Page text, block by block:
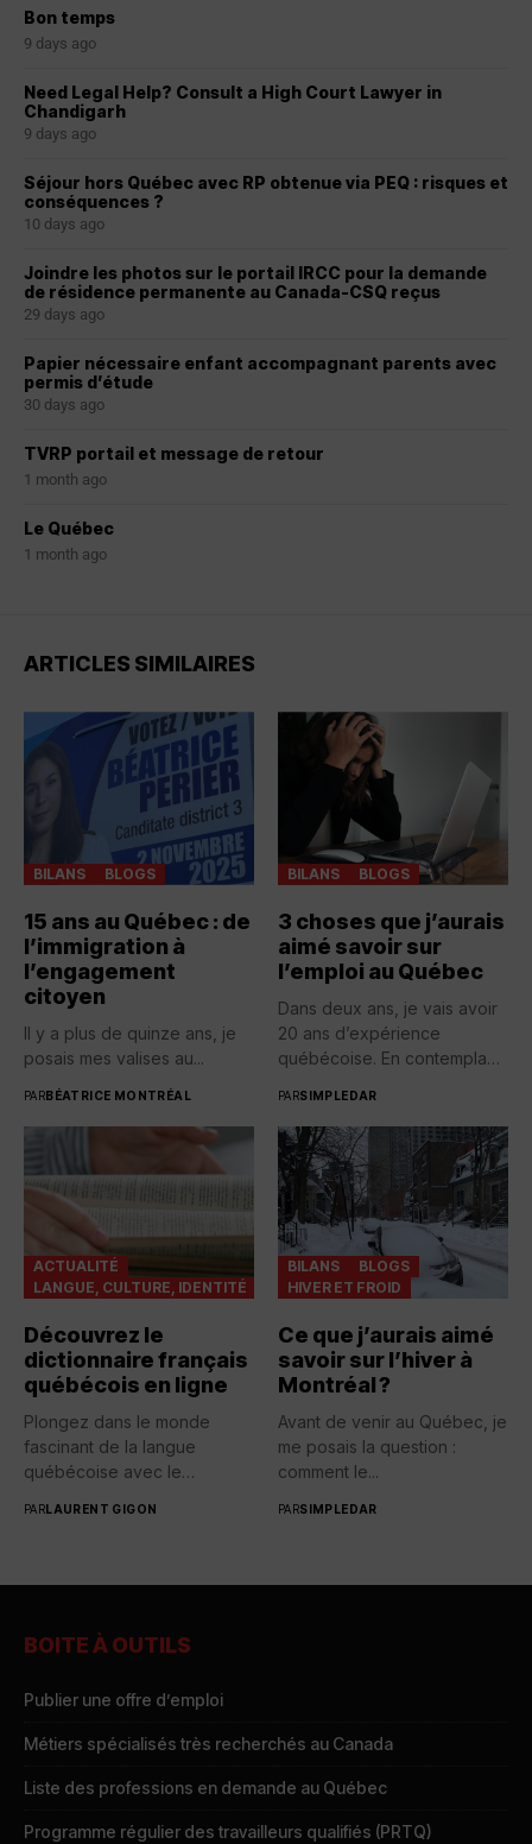
Bon temps
9 days ago
Need Legal Help? Consult a High Court Lawyer in
Chandigarh
9 days ago
Séjour hors Québec avec RP obtenue via PEQ : risques et
conséquences ?
10 days ago
Joindre les photos sur le portail IRCC pour la demande
de résidence permanente au Canada-CSQ reçus
29 days ago
Papier nécessaire enfant accompagnant parents avec
permis d’étude
30 days ago
TVRP portail et message de retour
1 month ago
Le Québec
1 month ago
ARTICLES SIMILAIRES
BILANS BLOGS
15 ans au Québec : de
l’immigration à
l’engagement
citoyen
Il y a plus de quinze ans, je
posais mes valises au...
PARBÉATRICE MONTRÉAL
BILANS BLOGS
3 choses que j’aurais
aimé savoir sur
l’emploi au Québec
Dans deux ans, je vais avoir
20 ans d’expérience
québécoise. En contemplant
PARSIMPLEDAR
ACTUALITÉ
LANGUE, CULTURE, IDENTITÉ
Découvrez le
dictionnaire français
québécois en ligne
Plongez dans le monde
fascinant de la langue
québécoise avec le
PARLAURENT GIGON
BILANS
BLOGS
HIVER ET FROID
Ce que j’aurais aimé
savoir sur l’hiver à
Montréal ?
Avant de venir au Québec, je
me posais la question :
comment le...
PARSIMPLEDAR
BOITE À OUTILS
Publier une offre d’emploi
Métiers spécialisés très recherchés au Canada
Liste des professions en demande au Québec
Programme régulier des travailleurs qualifiés (PRTQ)